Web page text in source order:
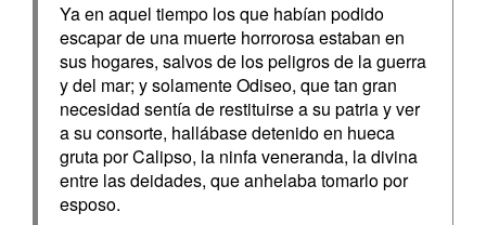
Ya en aquel tiempo los que habían podido
escapar de una muerte horrorosa estaban en
sus hogares, salvos de los peligros de la guerra
y del mar; y solamente Odiseo, que tan gran
necesidad sentía de restituirse a su patria y ver
a su consorte, hallábase detenido en hueca
gruta por Calipso, la ninfa veneranda, la divina
entre las deidades, que anhelaba tomarlo por
esposo.